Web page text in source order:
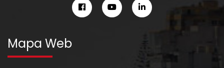
Mapa Web